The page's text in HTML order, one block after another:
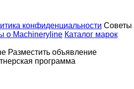
конфиденциальности Советы
о Machineryline Каталог марок
Разместить объявление
программа